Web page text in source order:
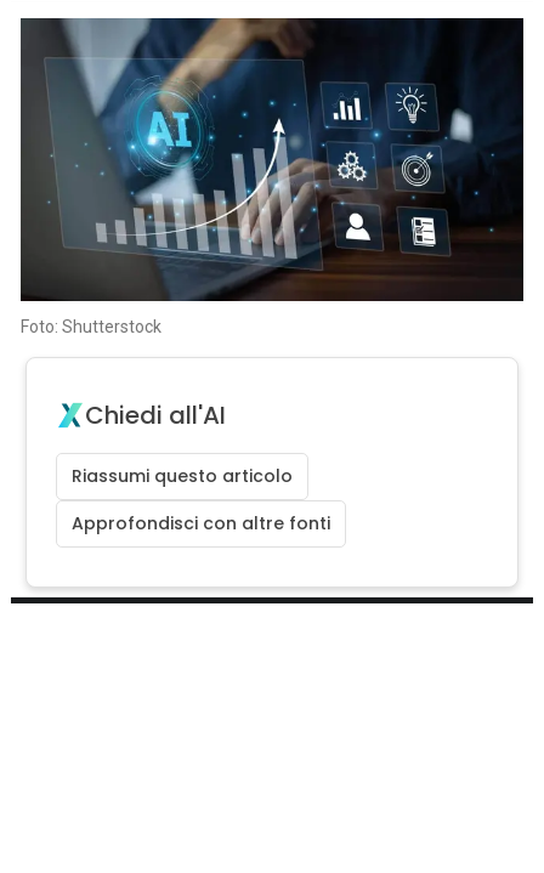
Foto: Shutterstock
Chiedi all'AI
Riassumi questo articolo
Approfondisci con altre fonti